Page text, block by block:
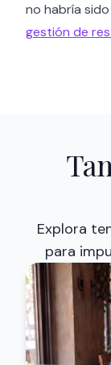
no habría
gestión de
Explora
para